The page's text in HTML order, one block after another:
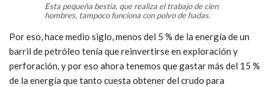
Esta pequeña bestia, que realiza el trabajo de cien
hombres, tampoco funciona con polvo de hadas.
Por eso, hace medio siglo, menos del 5 % de la energía de un
barril de petróleo tenía que reinvertirse en exploración y
perforación, y por eso ahora tenemos que gastar más del 15 %
de la energía que tanto cuesta obtener del crudo para